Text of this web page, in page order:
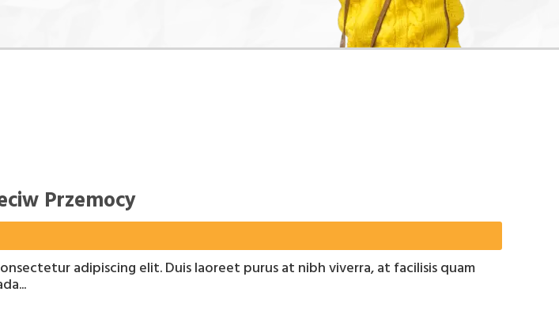
Przemocy
adipiscing elit. Duis laoreet purus at nibh viverra, at facilisis quam